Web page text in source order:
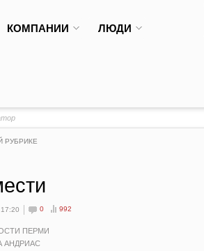
КОМПАНИИ ЛЮДИ
РУБРИКЕ
0 992
ПЕРМИ
АНДРИАС